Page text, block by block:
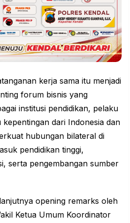
kerja sama itu menjadi
forum bisnis yang
institusi pendidikan, pelaku
dari Indonesia dan
hubungan bilateral di
pendidikan tinggi,
serta pengembangan sumber
opening remarks oleh
Ketua Umum Koordinator